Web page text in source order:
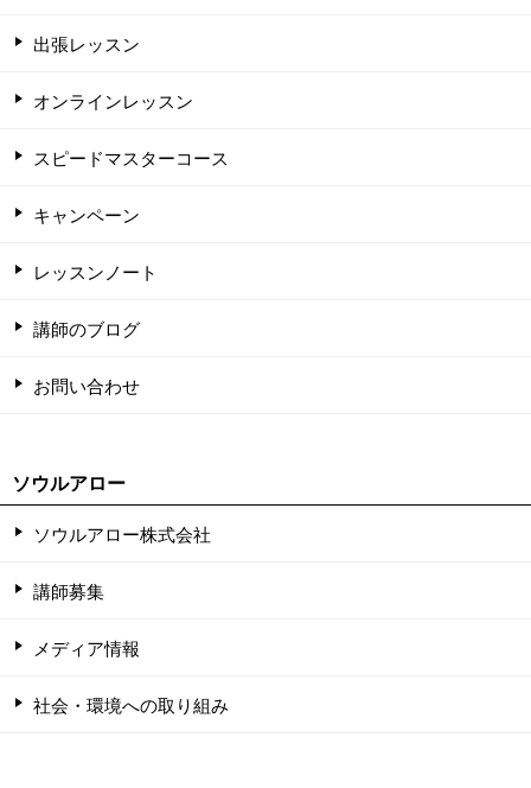
出張レッスン
オンラインレッスン
スピードマスターコース
キャンペーン
レッスンノート
講師のブログ
お問い合わせ
ソウルアロー
ソウルアロー株式会社
講師募集
メディア情報
社会・環境への取り組み